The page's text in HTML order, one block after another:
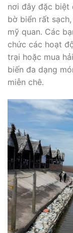
nơi đây đặc biệt
bờ biển rất
mỹ quan. Các
chức các hoạt
trại hoặc mua
biến đa dạng
miễn chê.